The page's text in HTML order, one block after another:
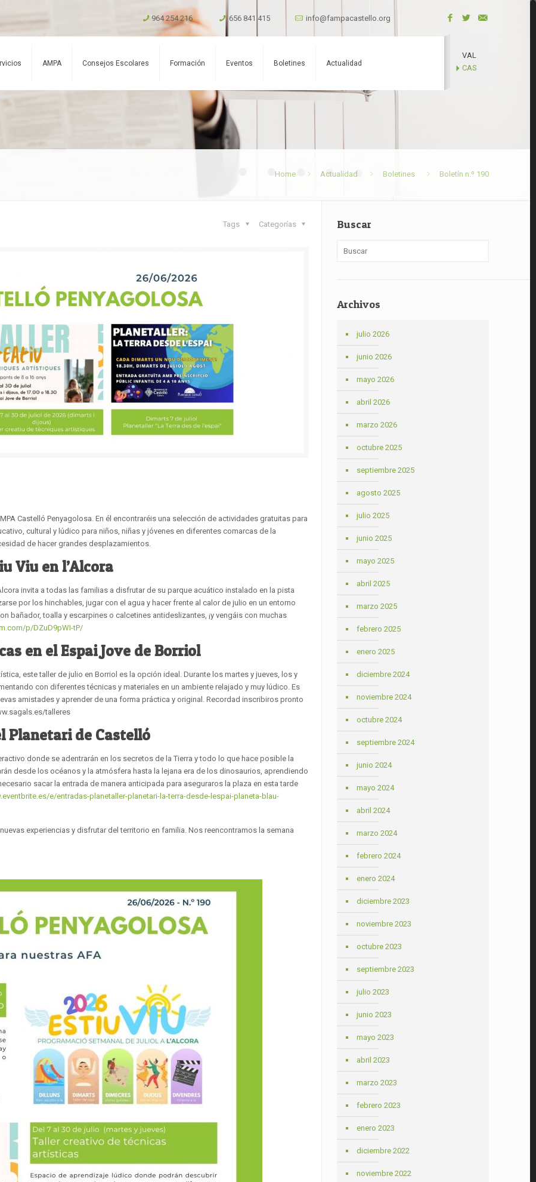
964 254 216 656 841 415 info@fampacastello.org
AMPA Consejos Escolares Formación Eventos Boletines Actualidad
VAL
CAS
Home Actualidad Boletines Boletín n.º 190
Categorías
Tags
Castelló Penyagolosa. En él encontraréis una selección de actividades gratuitas para
cultural y lúdico para niños, niñas y jóvenes en diferentes comarcas de la
de hacer grandes desplazamientos.
Viu en l’Alcora
invita a todas las familias a disfrutar de su parque acuático instalado en la pista
por los hinchables, jugar con el agua y hacer frente al calor de julio en un entorno
bañador, toalla y escarpines o calcetines antideslizantes, ¡y vengáis con muchas
p/DZuD9pWI-tP/
en el Espai Jove de Borriol
este taller de julio en Borriol es la opción ideal. Durante los martes y jueves, los y
con diferentes técnicas y materiales en un ambiente relajado y muy lúdico. Es
amistades y aprender de una forma práctica y original. Recordad inscribiros pronto
talleres
Planetari de Castelló
donde se adentrarán en los secretos de la Tierra y todo lo que hace posible la
desde los océanos y la atmósfera hasta la lejana era de los dinosaurios, aprendiendo
sacar la entrada de manera anticipada para aseguraros la plaza en esta tarde
e/entradas-planetaller-planetari-la-terra-desde-lespai-planeta-blau-
experiencias y disfrutar del territorio en familia. Nos reencontramos la semana
Buscar
Archivos
julio 2026
junio 2026
mayo 2026
abril 2026
marzo 2026
octubre 2025
septiembre 2025
agosto 2025
julio 2025
junio 2025
mayo 2025
abril 2025
marzo 2025
febrero 2025
enero 2025
diciembre 2024
noviembre 2024
octubre 2024
septiembre 2024
junio 2024
mayo 2024
abril 2024
marzo 2024
febrero 2024
enero 2024
diciembre 2023
noviembre 2023
octubre 2023
septiembre 2023
julio 2023
junio 2023
mayo 2023
abril 2023
marzo 2023
febrero 2023
enero 2023
diciembre 2022
noviembre 2022